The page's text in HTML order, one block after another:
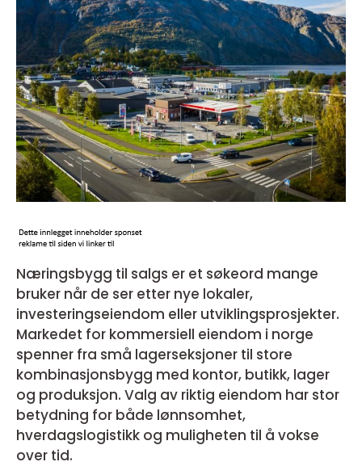
Næringsbygg til salgs er et søkeord mange
bruker når de ser etter nye lokaler,
investeringseiendom eller utviklingsprosjekter.
Markedet for kommersiell eiendom i norge
spenner fra små lagerseksjoner til store
kombinasjonsbygg med kontor, butikk, lager
og produksjon. Valg av riktig eiendom har stor
betydning for både lønnsomhet,
hverdagslogistikk og muligheten til å vokse
over tid.